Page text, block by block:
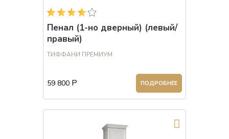
Пенал (1-но дверный) (левый/
правый)
ТИФФАНИ ПРЕМИУМ
59 800 Р ПОДРОБНЕЕ